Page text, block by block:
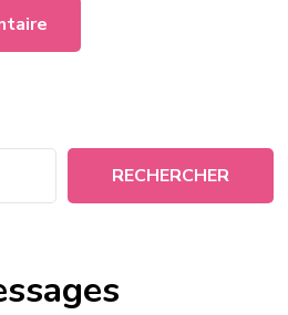
RECHERCHER